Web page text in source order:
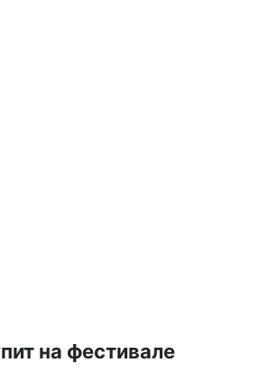
на фестивале